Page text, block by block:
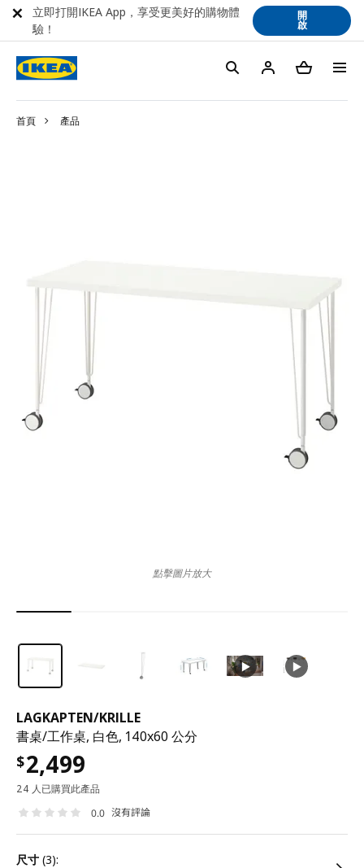
首頁 產品
LAGKAPTEN/KRILLE
書桌/工作桌, 白色, 140x60 公分
$2,499
24 人已購買此產品
0.0 沒有評論
尺寸 (3):
點擊圖片放大
立即打開IKEA App，享受更美好的購物體
驗！
開
啟